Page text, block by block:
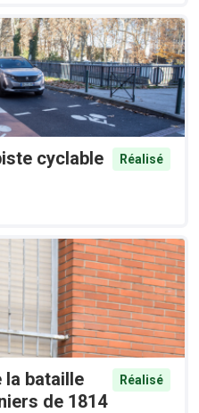
cyclable
Réalisé
la bataille
de 1814
Réalisé